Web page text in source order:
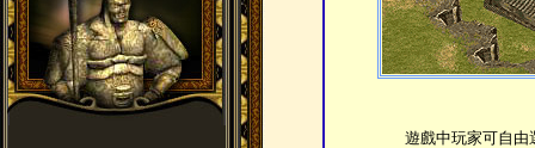
遊戲中玩家可自由